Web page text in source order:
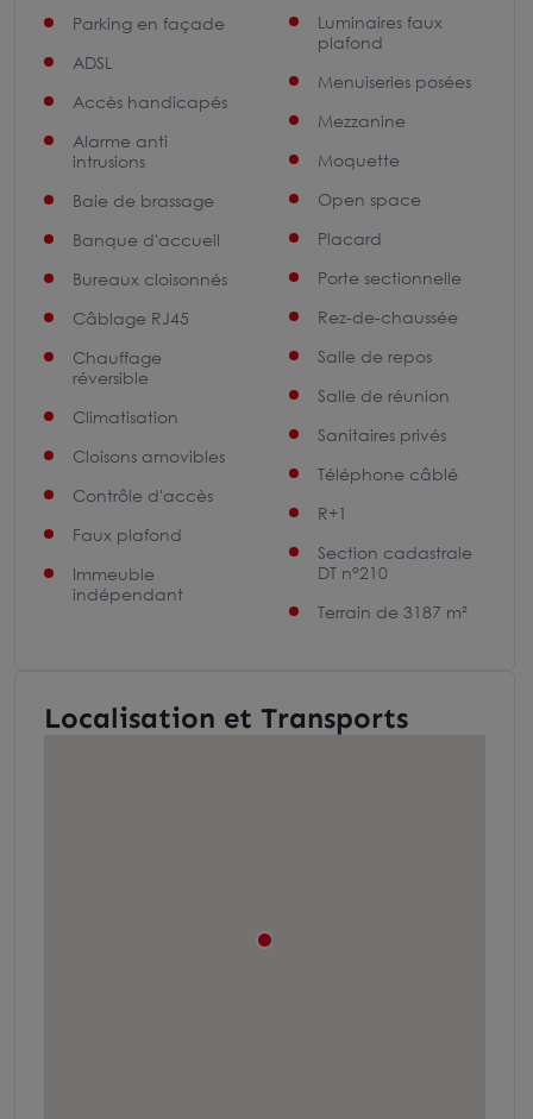
Parking en façade
ADSL
Accès handicapés
Alarme anti
intrusions
Baie de brassage
Banque d'accueil
Bureaux cloisonnés
Câblage RJ45
Chauffage
réversible
Climatisation
Cloisons amovibles
Contrôle d'accès
Faux plafond
Immeuble
indépendant
Luminaires faux
plafond
Menuiseries posées
Mezzanine
Moquette
Open space
Placard
Porte sectionnelle
Rez-de-chaussée
Salle de repos
Salle de réunion
Sanitaires privés
Téléphone câblé
R+1
Section cadastrale
DT n°210
Terrain de 3187 m²
Localisation et Transports